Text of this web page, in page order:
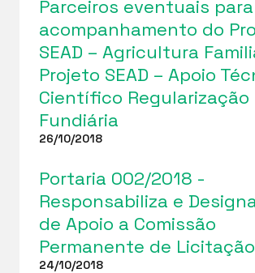
Parceiros eventuais
acompanhamento do
SEAD – Agricultura
Projeto SEAD – Apoio
Científico Regularização
Fundiária
26/10/2018
Portaria 002/2018 -
Responsabiliza e
de Apoio a Comissão
Permanente de Licitação
24/10/2018